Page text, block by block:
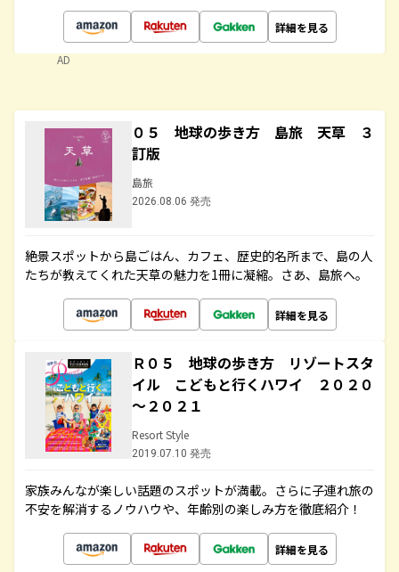
詳細を見る
AD
０５ 地球の歩き方 島旅 天草 ３
訂版
島旅
2026.08.06 発売
絶景スポットから島ごはん、カフェ、歴史的名所まで、島の人
たちが教えてくれた天草の魅力を1冊に凝縮。さあ、島旅へ。
詳細を見る
Ｒ０５ 地球の歩き方 リゾートスタ
イル こどもと行くハワイ ２０２０
～２０２１
Resort Style
2019.07.10 発売
家族みんなが楽しい話題のスポットが満載。さらに子連れ旅の
不安を解消するノウハウや、年齢別の楽しみ方を徹底紹介！
詳細を見る